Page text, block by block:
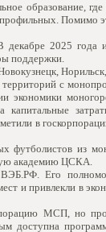
образование,
Помимо
2025 года
поддержки.
Норильск,
с
экономики
в
из
академию ЦСКА.
Его
и привлекли в
МСП, но
доступна